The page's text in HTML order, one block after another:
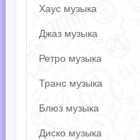
Хаус музыка
Джаз музыка
Ретро музыка
Транс музыка
Блюз музыка
Диско музыка